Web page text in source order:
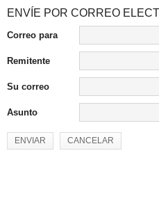
ENVÍE POR CORREO
Correo para
Remitente
Su correo
Asunto
ENVIAR CANCELAR